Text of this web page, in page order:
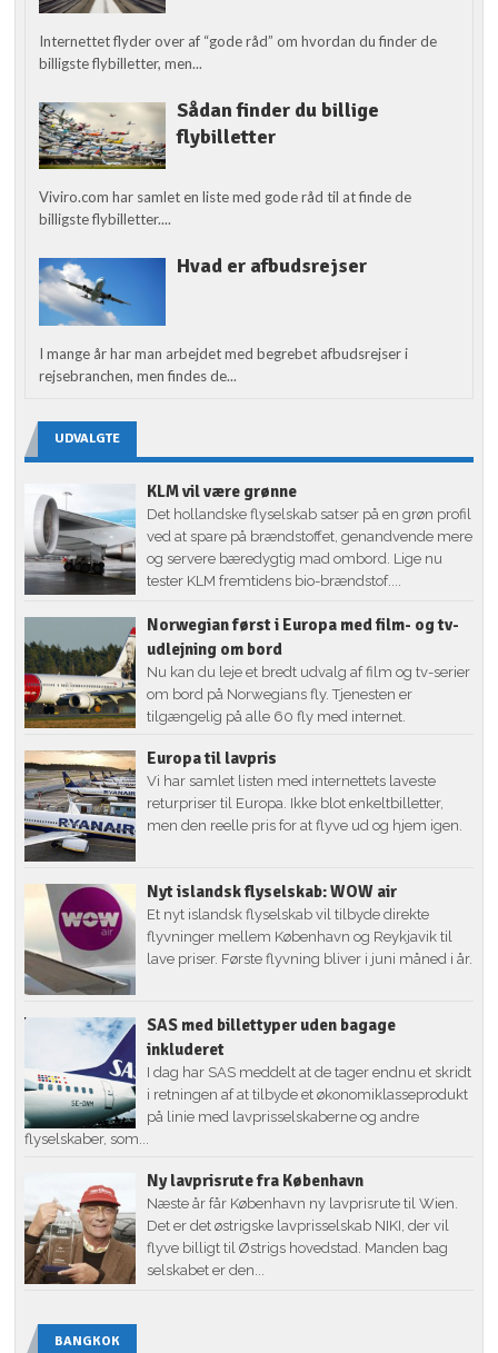
Internettet flyder over af “gode råd” om hvordan du finder de
billigste flybilletter, men...
Sådan finder du billige
flybilletter
Viviro.com har samlet en liste med gode råd til at finde de
billigste flybilletter....
Hvad er afbudsrejser
I mange år har man arbejdet med begrebet afbudsrejser i
rejsebranchen, men findes de...
UDVALGTE
KLM vil være grønne
Det hollandske flyselskab satser på en grøn profil
ved at spare på brændstoffet, genandvende mere
og servere bæredygtig mad ombord. Lige nu
tester KLM fremtidens bio-brændstof....
Norwegian først i Europa med film- og tv-
udlejning om bord
Nu kan du leje et bredt udvalg af film og tv-serier
om bord på Norwegians fly. Tjenesten er
tilgængelig på alle 60 fly med internet.
Europa til lavpris
Vi har samlet listen med internettets laveste
returpriser til Europa. Ikke blot enkeltbilletter,
men den reelle pris for at flyve ud og hjem igen.
Nyt islandsk flyselskab: WOW air
Et nyt islandsk flyselskab vil tilbyde direkte
flyvninger mellem København og Reykjavik til
lave priser. Første flyvning bliver i juni måned i år.
SAS med billettyper uden bagage
inkluderet
I dag har SAS meddelt at de tager endnu et skridt
i retningen af at tilbyde et økonomiklasseprodukt
på linie med lavprisselskaberne og andre
flyselskaber, som...
Ny lavprisrute fra København
Næste år får København ny lavprisrute til Wien.
Det er det østrigske lavprisselskab NIKI, der vil
flyve billigt til Østrigs hovedstad. Manden bag
selskabet er den...
BANGKOK